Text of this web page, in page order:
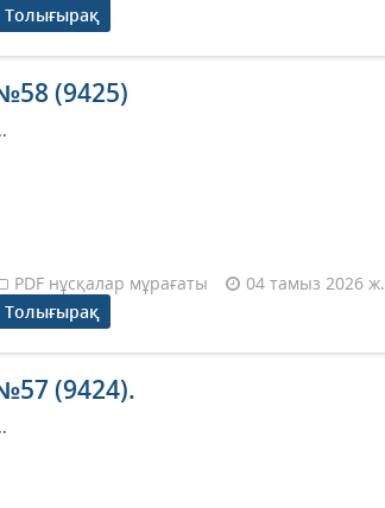
Толығырақ
(9425)
PDF нұсқалар мұрағаты 04 тамыз 2026 ж.
Толығырақ
(9424).